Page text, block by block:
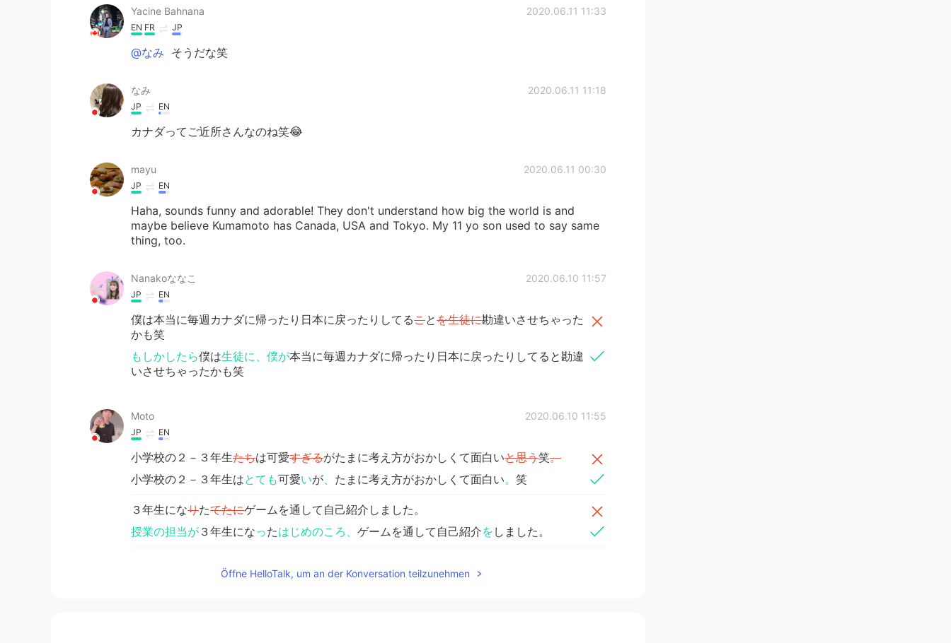
Yacine Bahnana 2020.06.11 11:33
EN FR JP
@なみ そうだな笑
なみ 2020.06.11 11:18
JP EN
カナダってご近所さんなのね笑😂
mayu 2020.06.11 00:30
JP EN
Haha, sounds funny and adorable! They don't understand how big the world is and
maybe believe Kumamoto has Canada, USA and Tokyo. My 11 yo son used to say same
thing, too.
Nanakoななこ 2020.06.10 11:57
JP EN
僕は本当に毎週カナダに帰ったり日本に戻ったりしてることを生徒に勘違いさせちゃった
かも笑
もしかしたら僕は生徒に、僕が本当に毎週カナダに帰ったり日本に戻ったりしてると勘違
いさせちゃったかも笑
Moto 2020.06.10 11:55
JP EN
小学校の２－３年生たちは可愛すぎるがたまに考え方がおかしくて面白いと思う笑。
小学校の２－３年生はとても可愛いが、 たまに考え方がおかしくて面白い。 笑
３年生になりたてたにゲームを通して自己紹介しました。
授業の担当が ３年生になったはじめのころ、 ゲームを通して自己紹介を しました。
生、日本に住んでますか？Öffne HelloTalk, um an der Konversation teilzunehmen